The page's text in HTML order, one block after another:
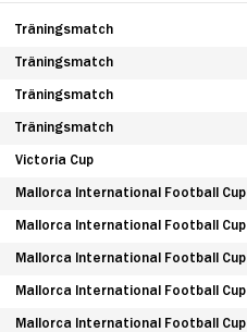
Träningsmatch
Träningsmatch
Träningsmatch
Träningsmatch
Victoria Cup
Mallorca International Football Cup
Mallorca International Football Cup
Mallorca International Football Cup
Mallorca International Football Cup
Mallorca International Football Cup